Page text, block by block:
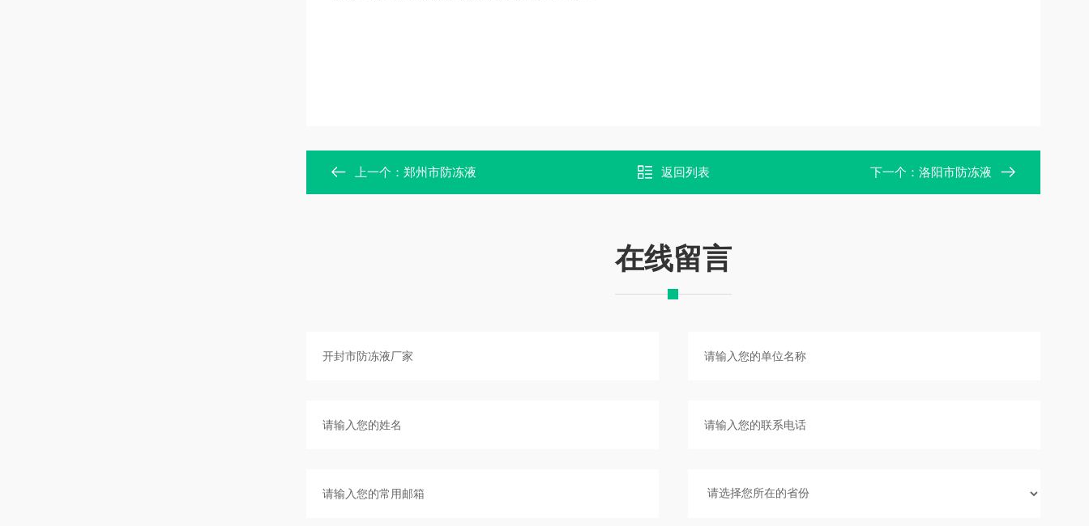
上一个： 郑州市防冻液 返回列表 下一个： 洛阳市防冻液
在线留言